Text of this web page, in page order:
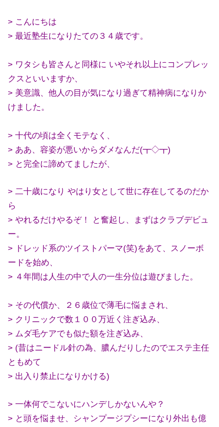
> こんにちは
> 最近塾生になりたての３４歳です。
> ワタシも皆さんと同様に いやそれ以上にコンプレッ
クスといいますか、
> 美意識、他人の目が気になり過ぎて精神病になりか
けました。
> 十代の頃は全くモテなく、
> ああ、容姿が悪いからダメなんだ(┳◇┳)
> と完全に諦めてましたが、
> 二十歳になり やはり女として世に存在してるのだか
ら
> やれるだけやるぞ！ と奮起し、まずはクラブデビュ
ー。
> ドレッド系のツイストパーマ(笑)をあて、スノーボ
ードを始め、
> ４年間は人生の中で人の一生分位は遊びました。
> その代償か、２６歳位で薄毛に悩まされ、
> クリニックで数１００万近く注ぎ込み、
> ムダ毛ケアでも似た額を注ぎ込み、
> (昔はニードル針の為、膿んだりしたのでエステ主任
ともめて
> 出入り禁止になりかける)
> 一体何でこないにハンデしかないんや？
> と頭を悩ませ、シャンプージプシーになり外出も億